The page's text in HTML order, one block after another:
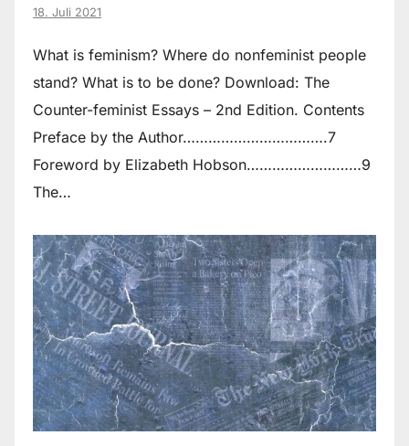
18. Juli 2021
What is feminism? Where do non­feminist people
stand? What is to be done? Download: The
Counter-feminist Essays – 2nd Edition. Contents
Preface by the Author…………………………….7
Foreword by Elizabeth Hobson………………………9
The…